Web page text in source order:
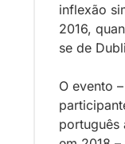
inflexão
2016,
se de
O evento
português